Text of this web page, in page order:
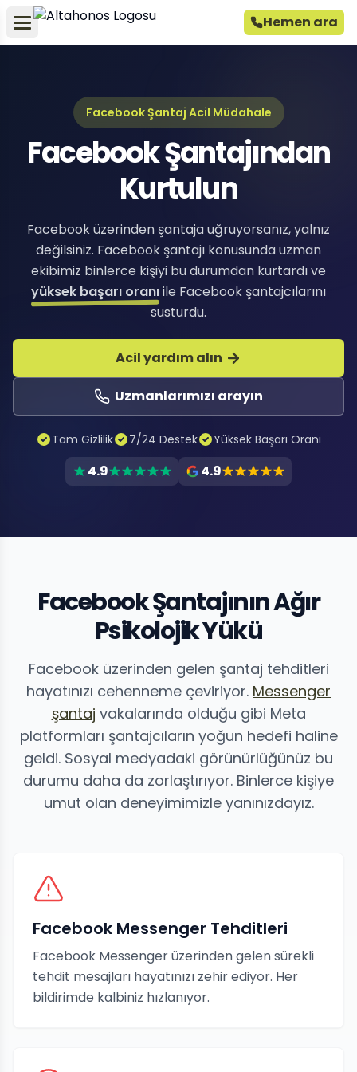
Hemen ara
Facebook Şantaj Acil Müdahale
Facebook Şantajından
Kurtulun
Facebook üzerinden şantaja uğruyorsanız, yalnız
değilsiniz. Facebook şantajı konusunda uzman
ekibimiz binlerce kişiyi bu durumdan kurtardı ve
yüksek başarı oranıile Facebook şantajcılarını
susturdu.
Acil yardım alın
Uzmanlarımızı arayın
Tam Gizlilik 7/24 Destek Yüksek Başarı Oranı
4.9 4.9
Facebook Şantajının Ağır
Psikolojik Yükü
Facebook üzerinden gelen şantaj tehditleri
hayatınızı cehenneme çeviriyor. Messenger
şantaj vakalarında olduğu gibi Meta
platformları şantajcıların yoğun hedefi haline
geldi. Sosyal medyadaki görünürlüğünüz bu
durumu daha da zorlaştırıyor. Binlerce kişiye
umut olan deneyimimizle yanınızdayız.
Facebook Messenger Tehditleri
Facebook Messenger üzerinden gelen sürekli
tehdit mesajları hayatınızı zehir ediyor. Her
bildirimde kalbiniz hızlanıyor.